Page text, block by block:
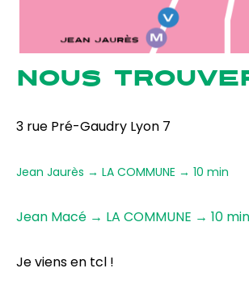
NOUS
3 rue Pré-Gaudry Lyon 7
Jean Jaurès → LA COMMUNE → 10 min
Jean Macé → LA COMMUNE → 10 min
Je viens en tcl !